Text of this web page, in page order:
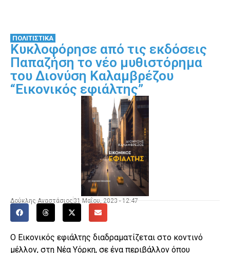
ΠΟΛΙΤΙΣΤΙΚΑ
Κυκλοφόρησε από τις εκδόσεις
Παπαζήση το νέο μυθιστόρημα
του Διονύση Καλαμβρέζου
“Εικονικός εφιάλτης”
Δούκλης Αναστάσιος 31 Μαΐου, 2023 - 12:47
Ο Εικονικός εφιάλτης διαδραματίζεται στο κοντινό
μέλλον, στη Νέα Υόρκη, σε ένα περιβάλλον όπου